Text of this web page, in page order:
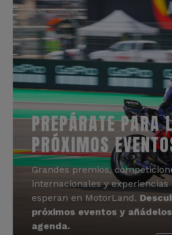
PREPÁRATE PARA
PRÓXIMOS
Grandes premios,
internacionales y experiencias
esperan en MotorLand.
próximos eventos y
agenda.